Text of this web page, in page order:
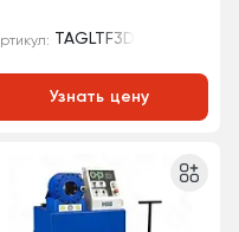
Артикул: TAGLTF3D
Узнать цену